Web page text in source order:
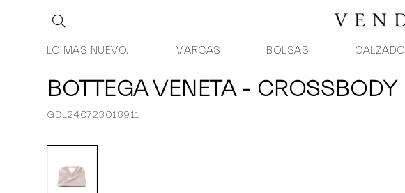
LO MÁS NUEVO. MARCAS BOLSAS CALZADO
BOTTEGA VENETA - CROSSBODY
GDL240723018911